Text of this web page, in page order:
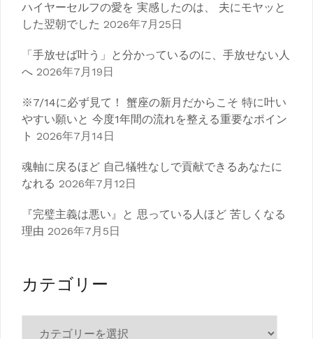
ハイヤーセルフの愛を 実感したのは、 夫にモヤッと
した翌朝でした 2026年7月25日
「手放せば叶う」と分かっているのに、手放せない人
へ 2026年7月19日
※7/14に必ず見て！ 蟹座の新月だからこそ 特に叶い
やすい願いと 今度1年間の流れを整える重要なポイン
ト 2026年7月14日
魂軸に戻るほど 自己犠牲なしで貢献できるあなたに
なれる 2026年7月12日
『完璧主義は悪い』と 思っている人ほど 苦しくなる
理由 2026年7月5日
カテゴリー